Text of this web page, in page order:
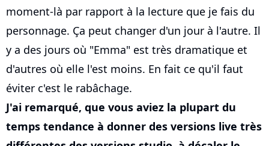
moment-là par rapport à la lecture que je fais du
personnage. Ça peut changer d'un jour à l'autre. Il
y a des jours où "Emma" est très dramatique et
d'autres où elle l'est moins. En fait ce qu'il faut
éviter c'est le rabâchage.
J'ai remarqué, que vous aviez la plupart du
temps tendance à donner des versions live très